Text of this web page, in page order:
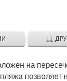
на
пляжа позволяет